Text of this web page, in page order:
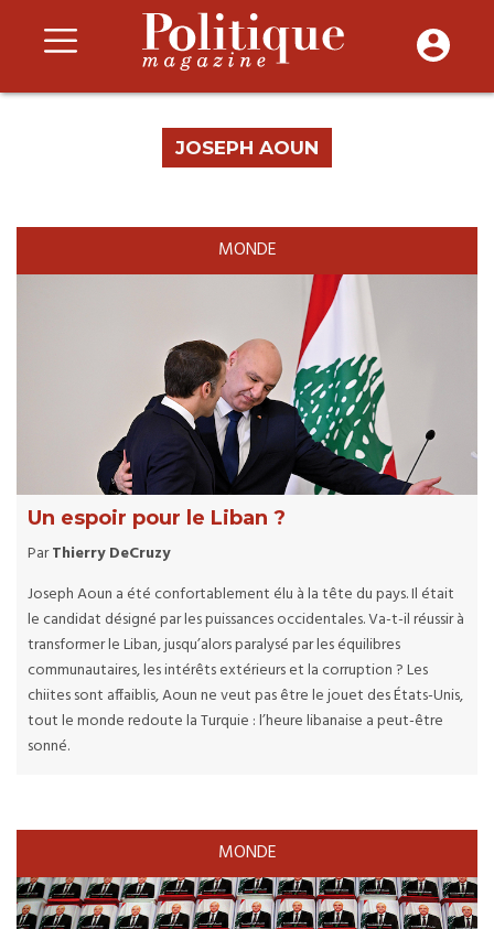
JOSEPH AOUN
MONDE
Un espoir pour le Liban ?
ParThierry DeCruzy
Joseph Aoun a été confortablement élu à la tête du pays. Il était
le candidat désigné par les puissances occidentales. Va-t-il réussir à
transformer le Liban, jusqu’alors paralysé par les équilibres
communautaires, les intérêts extérieurs et la corruption ? Les
chiites sont affaiblis, Aoun ne veut pas être le jouet des États-Unis,
tout le monde redoute la Turquie : l’heure libanaise a peut-être
sonné.
MONDE